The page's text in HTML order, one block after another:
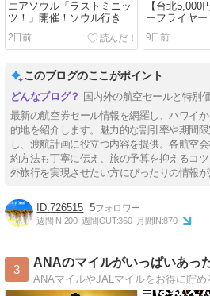
エアソウル「ラストミニッ
ツ！」開催！ソウル行きが
片道13,040円〜
2日前
【台北5,000
ーフライヤー
FRIDAY」開
ホテルも大幅
9日前
このブログのここがポイント
国内外の航空セールと特別
最新の航空券セール情報を網羅し、ハワイ
的地を紹介します。魅力的な割引率や期間
し、渡航計画に役立つ内容を提供。各航空
約方法も丁寧に伝え、旅の予算を抑えるコ
外旅行を実現させたい方にぴったりの情報が
726515 5
週間IN:200 週間OUT:360 月間IN:870
3
ANAのマイルがいっぱいあっ